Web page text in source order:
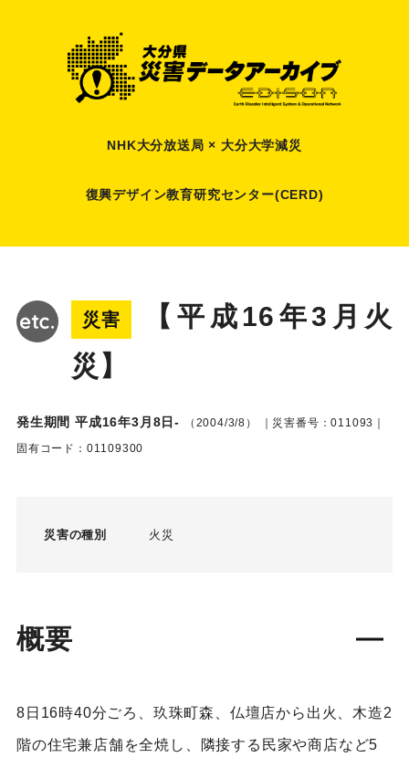
NHK大分放送局 × 大分大学減災
復興デザイン教育研究センター(CERD)
災害
【平成16年3月火
災】
発生期間 平成16年3月8日- （2004/3/8）
｜災害番号：011093｜
固有コード：01109300
災害の種別 火災
概要
8日16時40分ごろ、玖珠町森、仏壇店から出火、木造2
階の住宅兼店舗を全焼し、隣接する民家や商店など5